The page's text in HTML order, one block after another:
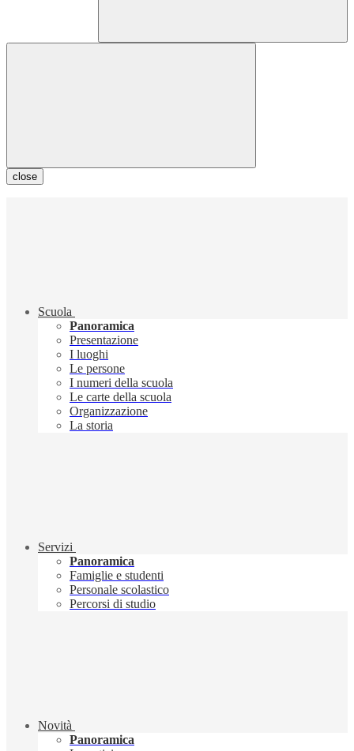
close
Scuola
Panoramica
Presentazione
I luoghi
Le persone
I numeri della scuola
Le carte della scuola
Organizzazione
La storia
Servizi
Panoramica
Famiglie e studenti
Personale scolastico
Percorsi di studio
Novità
Panoramica